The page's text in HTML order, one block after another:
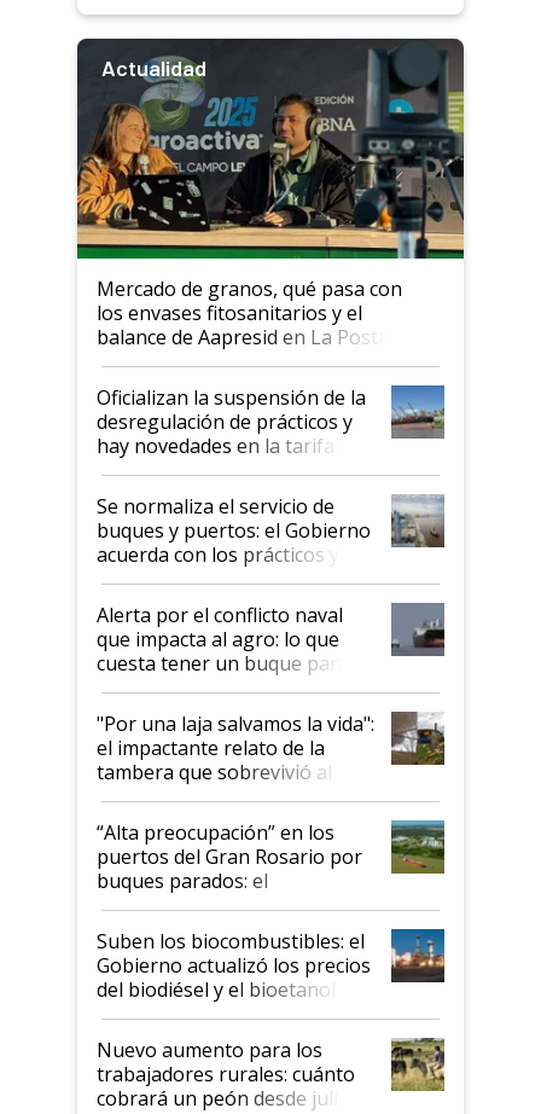
Actualidad
Mercado de granos, qué pasa con
los envases fitosanitarios y el
balance de Aapresid en La Posta
Oficializan la suspensión de la
desregulación de prácticos y
hay novedades en la tarifa de
la hidrovía
Se normaliza el servicio de
buques y puertos: el Gobierno
acuerda con los prácticos y
suspende el decreto de
desregulación
Alerta por el conflicto naval
que impacta al agro: lo que
cuesta tener un buque parado
y el peligro de que Argentina
pase a ser "país sucio"
"Por una laja salvamos la vida":
el impactante relato de la
tambera que sobrevivió al
tornado
“Alta preocupación” en los
puertos del Gran Rosario por
buques parados: el
funcionamiento de las
exportadoras en tensión tras
la medida de fuerza de los
prácticos
Suben los biocombustibles: el
Gobierno actualizó los precios
del biodiésel y el bioetanol
Nuevo aumento para los
trabajadores rurales: cuánto
cobrará un peón desde julio